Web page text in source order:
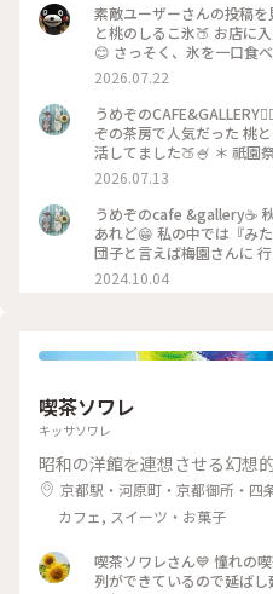
素敵ユーザーさんの投稿
と桃のしるこ氷🍑 お店に
😊 さっそく、氷を一口食
姜の風味が口いっぱい広
桃も程よい量で、食べ進
るこなんですね〜🤔 頼ん
るほど〜です😘 この後も
汗💦になるけど、 真夏に
2026.07.22
うめぞの
ぞの茶房で人気だった 桃
活してました🍑🍧 ＊ 祇園
寄ろうかなどうしようか
の看板でていたので スル
る新生姜のシロップが す
にみずみずしい桃のスライ
づらいですが 中にはもっ
るので 最後には、しるこ
き氷だけに🍧 私が最後の
に幸せでした😊 ＊ ギャラ
めぞの #梅園
2026.07.13
うめぞのcafe &gallery☕️
あれど😁 私の中では『み
団子と言えば梅園さんに
みたらし団子のセット🩷
て 小躍りです😁 パフェに
しい 蜜がたっぷりのみた
れます😊 店内の配置を変
人席になり 通い始めて幾
した😊 中庭がいい感じで
ちょっと甘い物が食べた
うお店です😊 #京都カフェ #パフェ活2024 #みたらし団子 #秋
の彩り #クラシカルな街 #
2024.10.04
喫茶ソワレ
キッサソワレ
昭和の洋館を連想させる幻想
京都駅・河原町・京都御所・四
カフェ, スイーツ・お菓子
喫茶ソワレさん💙 憧れの
列ができているので延ば